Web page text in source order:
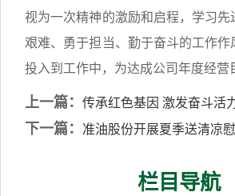
视为一次精神的激励和启程，学习先
艰难、勇于担当、勤于奋斗的工作作
投入到工作中，为达成公司年度经营
上一篇： 传承红色基因 激发奋斗活
下一篇： 准油股份开展夏季送清凉
栏目导航